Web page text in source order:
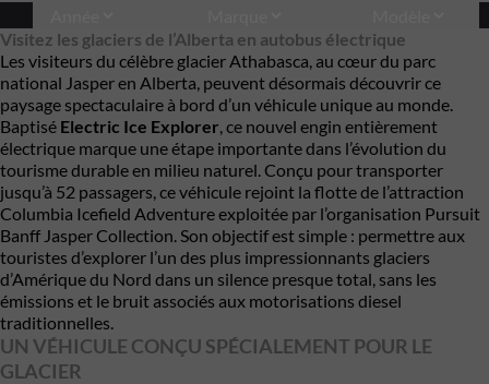
Visitez les glaciers de l’Alberta en autobus électrique
Les visiteurs du célèbre glacier Athabasca, au cœur du parc
national Jasper en Alberta, peuvent désormais découvrir ce
paysage spectaculaire à bord d’un véhicule unique au monde.
Baptisé Electric Ice Explorer, ce nouvel engin entièrement
électrique marque une étape importante dans l’évolution du
tourisme durable en milieu naturel. Conçu pour transporter
jusqu’à 52 passagers, ce véhicule rejoint la flotte de l’attraction
Columbia Icefield Adventure exploitée par l’organisation Pursuit
Banff Jasper Collection. Son objectif est simple : permettre aux
touristes d’explorer l’un des plus impressionnants glaciers
d’Amérique du Nord dans un silence presque total, sans les
émissions et le bruit associés aux motorisations diesel
traditionnelles.
UN VÉHICULE CONÇU SPÉCIALEMENT POUR LE
GLACIER